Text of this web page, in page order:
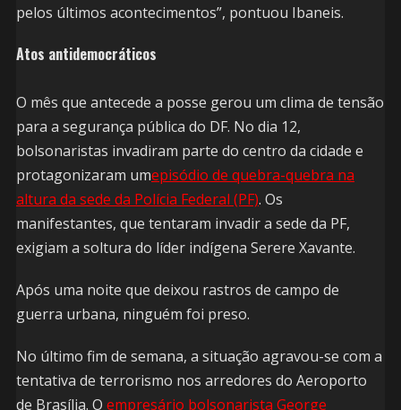
pelos últimos acontecimentos”, pontuou Ibaneis.
Atos antidemocráticos
O mês que antecede a posse gerou um clima de tensão
para a segurança pública do DF. No dia 12,
bolsonaristas invadiram parte do centro da cidade e
protagonizaram umepisódio de quebra-quebra na
altura da sede da Polícia Federal (PF). Os
manifestantes, que tentaram invadir a sede da PF,
exigiam a soltura do líder indígena Serere Xavante.
Após uma noite que deixou rastros de campo de
guerra urbana, ninguém foi preso.
No último fim de semana, a situação agravou-se com a
tentativa de terrorismo nos arredores do Aeroporto
de Brasília. O empresário bolsonarista George